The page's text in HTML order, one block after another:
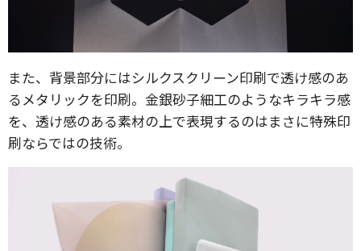
また、背景部分にはシルクスクリーン印刷で透け感のあ
るメタリックを印刷。金銀砂子細工のようなキラキラ感
を、透け感のある素材の上で表現するのはまさに特殊印
刷ならではの技術。